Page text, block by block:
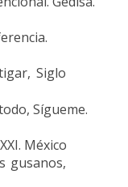
Siglo
Sígueme.
México
gusanos,